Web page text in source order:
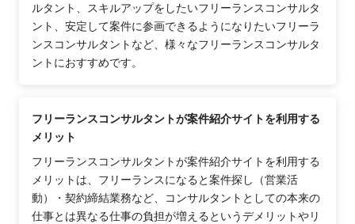
ルタント、スキルアップをしたいフリーランスコンサルタ
ント、安定して案件に参画できるようになりたいフリーラ
ンスコンサルタントなど、様々なフリーランスコンサルタ
ントにおすすめです。
フリーランスコンサルタントが案件紹介サイトを利用する
メリット
フリーランスコンサルタントが案件紹介サイトを利用する
メリットは、フリーランスになると案件探し（営業活
動）・契約締結業務など、コンサルタントとしての本来の
仕事とは異なる仕事の負担が増えるというデメリットやリ